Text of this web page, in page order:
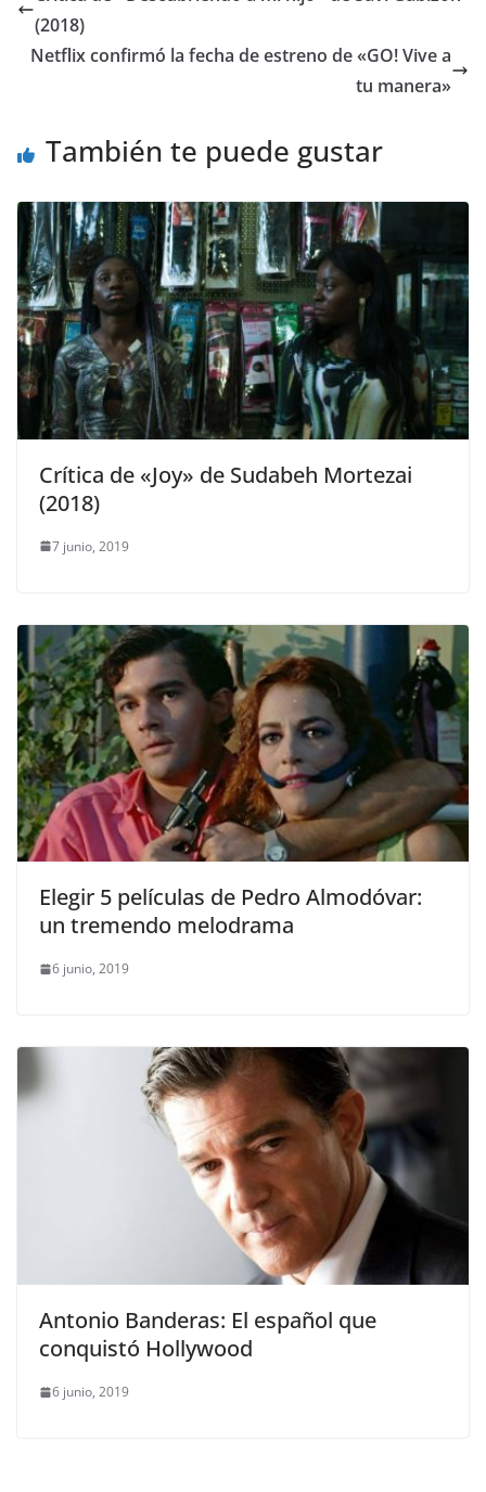
(2018)
Netflix confirmó la fecha de estreno de «GO! Vive a
tu manera»
También te puede gustar
Crítica de «Joy» de Sudabeh Mortezai
(2018)
7 junio, 2019
Elegir 5 películas de Pedro Almodóvar:
un tremendo melodrama
6 junio, 2019
Antonio Banderas: El español que
conquistó Hollywood
6 junio, 2019